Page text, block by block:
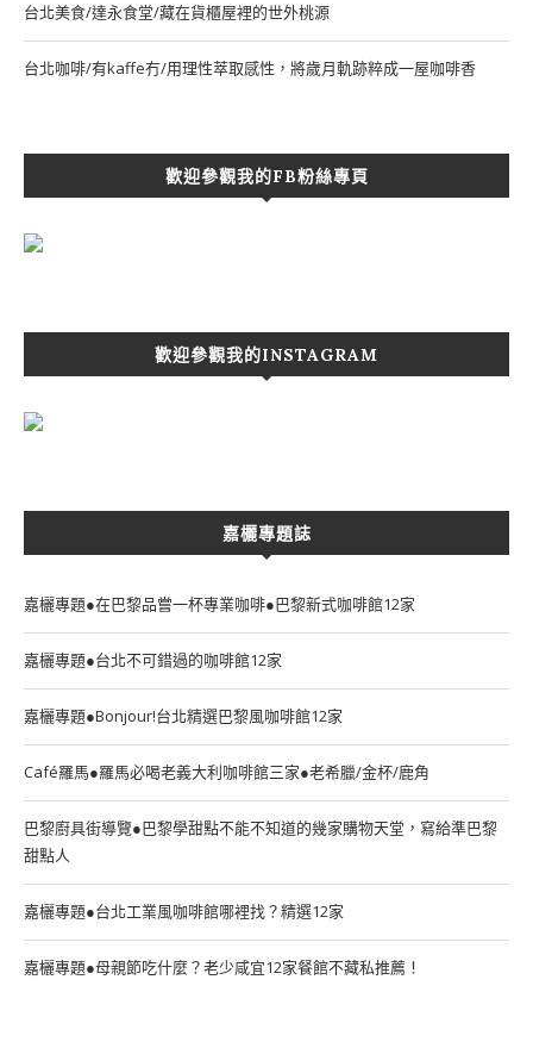
台北美食/達永食堂/藏在貨櫃屋裡的世外桃源
台北咖啡/有kaffe冇/用理性萃取感性，將歲月軌跡粹成一屋咖啡香
歡迎參觀我的FB粉絲專頁
歡迎參觀我的INSTAGRAM
嘉欐專題誌
嘉欐專題●在巴黎品嘗一杯專業咖啡●巴黎新式咖啡館12家
嘉欐專題●台北不可錯過的咖啡館12家
嘉欐專題●Bonjour!台北精選巴黎風咖啡館12家
Café羅馬●羅馬必喝老義大利咖啡館三家●老希臘/金杯/鹿角
巴黎廚具街導覽●巴黎學甜點不能不知道的幾家購物天堂，寫給準巴黎
甜點人
嘉欐專題●台北工業風咖啡館哪裡找？精選12家
嘉欐專題●母親節吃什麼？老少咸宜12家餐館不藏私推薦！